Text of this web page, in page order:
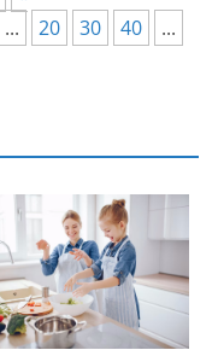
... 20 30 40
...